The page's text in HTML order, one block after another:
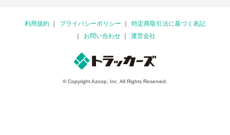
利用規約 プライバシーポリシー
特定商取引法に基づく表記
お問い合わせ
運営会社
© Copyright Azoop, Inc. All Rights Reserved.